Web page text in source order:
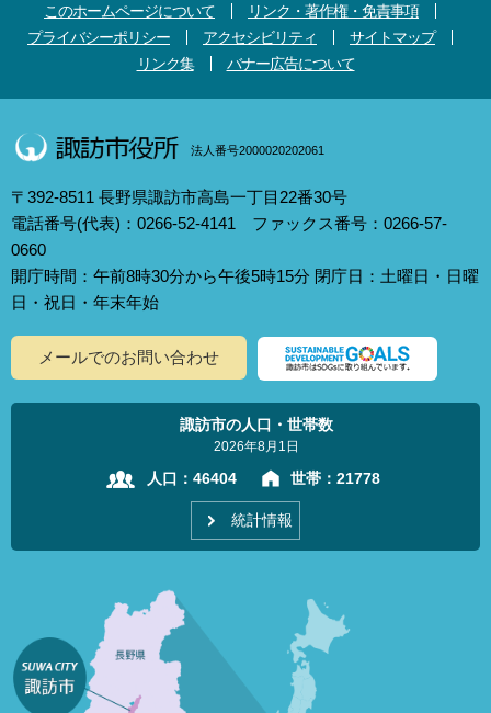
このホームページについて
リンク・著作権・免責事項
プライバシーポリシー
アクセシビリティ
サイトマップ
リンク集
バナー広告について
法人番号2000020202061
〒392-8511 長野県諏訪市高島一丁目22番30号
電話番号(代表)：0266-52-4141 ファックス番号：0266-57-
0660
開庁時間：午前8時30分から午後5時15分 閉庁日：土曜日・日曜
日・祝日・年末年始
メールでのお問い合わせ
諏訪市の人口・世帯数
2026年8月1日
人口： 46404 世帯： 21778
統計情報